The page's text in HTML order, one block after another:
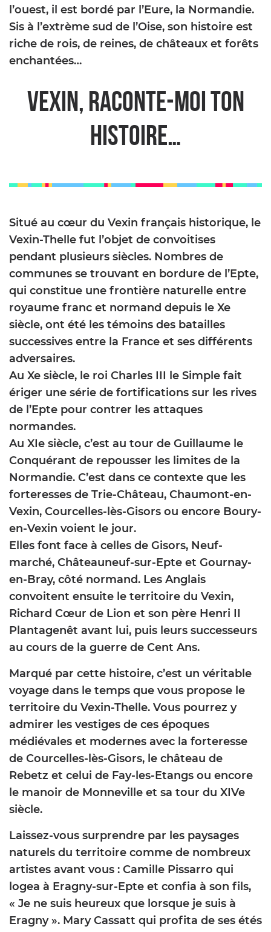
l’ouest, il est bordé par l’Eure, la Normandie.
Sis à l’extrème sud de l’Oise, son histoire est
riche de rois, de reines, de châteaux et forêts
enchantées…
Vexin, raconte-moi ton
histoire…
Situé au cœur du Vexin français historique, le
Vexin-Thelle fut l’objet de convoitises
pendant plusieurs siècles. Nombres de
communes se trouvant en bordure de l’Epte,
qui constitue une frontière naturelle entre
royaume franc et normand depuis le Xe
siècle, ont été les témoins des batailles
successives entre la France et ses différents
adversaires.
Au Xe siècle, le roi Charles III le Simple fait
ériger une série de fortifications sur les rives
de l’Epte pour contrer les attaques
normandes.
Au XIe siècle, c’est au tour de Guillaume le
Conquérant de repousser les limites de la
Normandie. C’est dans ce contexte que les
forteresses de Trie-Château, Chaumont-en-
Vexin, Courcelles-lès-Gisors ou encore Boury-
en-Vexin voient le jour.
Elles font face à celles de Gisors, Neuf-
marché, Châteauneuf-sur-Epte et Gournay-
en-Bray, côté normand. Les Anglais
convoitent ensuite le territoire du Vexin,
Richard Cœur de Lion et son père Henri II
Plantagenêt avant lui, puis leurs successeurs
au cours de la guerre de Cent Ans.
Marqué par cette histoire, c’est un véritable
voyage dans le temps que vous propose le
territoire du Vexin-Thelle. Vous pourrez y
admirer les vestiges de ces époques
médiévales et modernes avec la forteresse
de Courcelles-lès-Gisors, le château de
Rebetz et celui de Fay-les-Etangs ou encore
le manoir de Monneville et sa tour du XIVe
siècle.
Laissez-vous surprendre par les paysages
naturels du territoire comme de nombreux
artistes avant vous : Camille Pissarro qui
logea à Eragny-sur-Epte et confia à son fils,
« Je ne suis heureux que lorsque je suis à
Eragny ». Mary Cassatt qui profita de ses étés